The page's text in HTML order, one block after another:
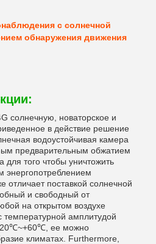
с солнечной
обнаружения движения
солнечную, новаторское и
в действие решение
водоустойчивая камера
предварительным обжатием
для того чтобы уничтожить
энергопотреблением
отличает поставкой солнечной
и свободный от
на открытом воздухе
амплитудой
20℃~+60℃, ее можно
климатах. Furthermore,